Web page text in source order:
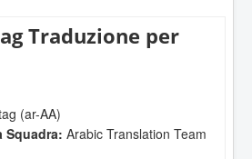
Traduzione per
(ar-AA)
Squadra: Arabic Translation Team